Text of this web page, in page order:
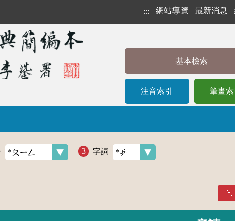
::: 網站導覽 最新消息
基本檢索
注音索引 筆畫索
字詞